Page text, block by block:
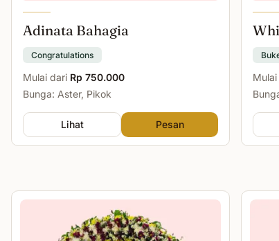
Adinata Bahagia
Congratulations
Mulai dari Rp 750.000
Bunga: Aster, Pikok
Lihat Pesan